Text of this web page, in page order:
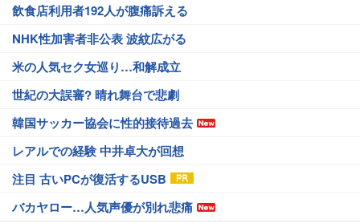
飲食店利用者192人が腹痛訴える
NHK性加害者非公表 波紋広がる
米の人気セク女巡り…和解成立
世紀の大誤審? 晴れ舞台で悲劇
韓国サッカー協会に性的接待過去
レアルでの経験 中井卓大が回想
注目 古いPCが復活するUSB
バカヤロー…人気声優が別れ悲痛